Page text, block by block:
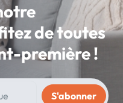
de toutes
première !